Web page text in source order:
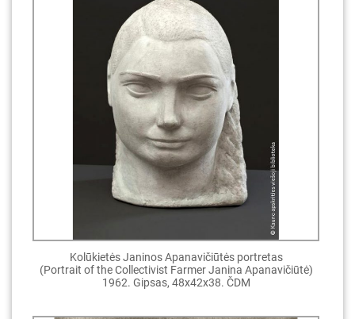
Kolūkietės Janinos Apanavičiūtės portretas
(Portrait of the Collectivist Farmer Janina Apanavičiūtė)
1962. Gipsas, 48x42x38. ČDM